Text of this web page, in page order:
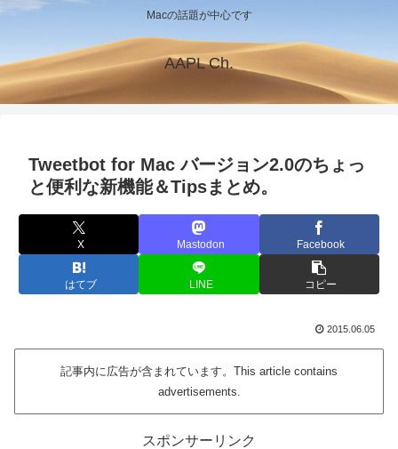
Macの話題が中心です
AAPL Ch.
Tweetbot for Mac バージョン2.0のちょっ
と便利な新機能＆Tipsまとめ。
X Mastodon Facebook
はてブ LINE コピー
2015.06.05
記事内に広告が含まれています。This article contains
advertisements.
スポンサーリンク